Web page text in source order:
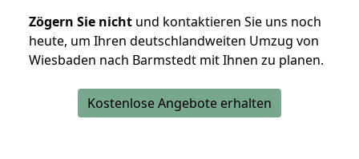
Zögern Sie nicht und kontaktieren Sie uns noch
heute, um Ihren deutschlandweiten Umzug von
Wiesbaden nach Barmstedt mit Ihnen zu planen.
Kostenlose Angebote erhalten